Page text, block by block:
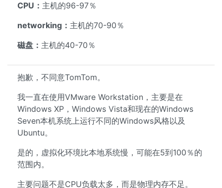
CPU： 主机的96-97％
networking： 主机的70-90％
磁盘： 主机的40-70％
抱歉，不同意TomTom。
我一直在使用VMware Workstation，主要是在
Windows XP，Windows Vista和现在的Windows
Seven本机系统上运行不同的Windows风格以及
Ubuntu。
是的，虚拟化环境比本地系统慢，可能在5到100％的
范围内。
主要问题不是CPU负载太多，而是物理内存不足。